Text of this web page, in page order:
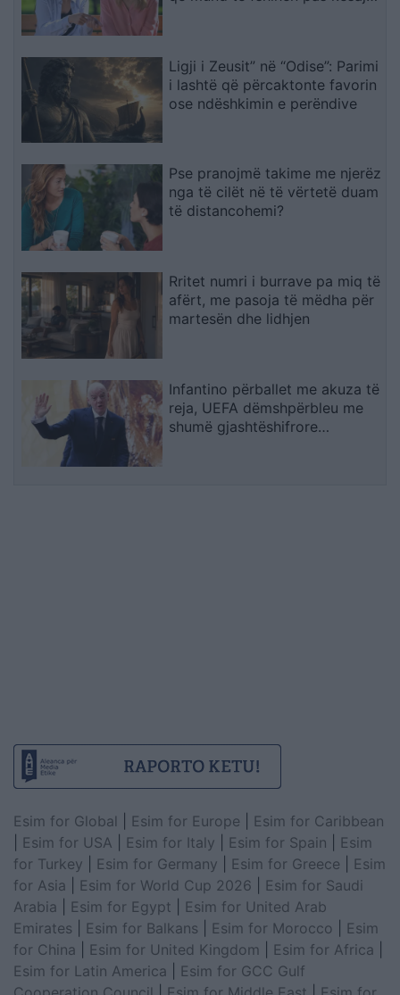
Ligji i Zeusit” në “Odise”: Parimi
i lashtë që përcaktonte favorin
ose ndëshkimin e perëndive
Pse pranojmë takime me njerëz
nga të cilët në të vërtetë duam
të distancohemi?
Rritet numri i burrave pa miq të
afërt, me pasoja të mëdha për
martesën dhe lidhjen
Infantino përballet me akuza të
reja, UEFA dëmshpërbleu me
shumë gjashtëshifrore
Esim for Global Esim for Europe
Esim for Caribbean
Esim for USA Esim for Italy Esim for Spain
Esim
for Turkey
Esim for Germany Esim for Greece
Esim
for Asia
Esim for World Cup 2026
Esim for Saudi
Arabia
Esim for Egypt
Esim for United Arab
Emirates
Esim for Balkans Esim for Morocco
Esim
for China
Esim for United Kingdom Esim for Africa
Esim for Latin America
Esim for GCC Gulf